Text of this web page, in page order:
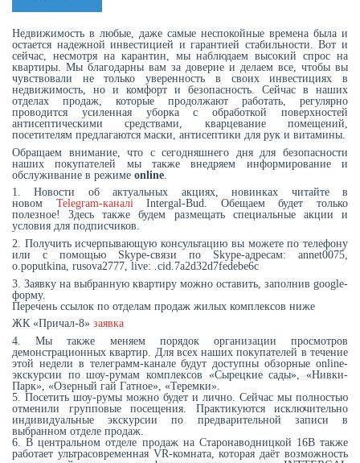
Недвижимость в любые, даже самые неспокойные времена была и
остается надежной инвестицией и гарантией стабильности. Вот и
сейчас, несмотря на карантин, мы наблюдаем высокий спрос на
квартиры. Мы благодарны вам за доверие и делаем все, чтобы вы
чувствовали не только уверенность в своих инвестициях в
недвижимость, но и комфорт и безопасность. Сейчас в наших
отделах продаж, которые продолжают работать, регулярно
проводится усиленная уборка с обработкой поверхностей
антисептическими средствами, кварцевание помещений,
посетителям предлагаются маски, антисептики для рук и витамины.
Обращаем внимание, что с сегодняшнего дня для безопасности
наших покупателей мы также внедряем информирование и
обслуживание в режиме online
1. Новости об актуальных акциях, новинках читайте в
новом Telegram-каналіIntergal-Bud. Обещаем будет только
полезное! Здесь также будем размещать специальные акции и
условия для подписчиков.
2. Получить исчерпывающую консультацию вы можете по телефону
или с помощью Skype-связи по Skype-адресам: annet0075,
o.poputkina, rusova2777, live: .cid.7a2d32d7fedebe6c
3. Заявку на выбранную квартиру можно оставить, заполнив google-
форму.
Перечень ссылок по отделам продаж жилых комплексов ниже
ЖК «Причал-8» заявка
4. Мы также меняем порядок организации просмотров
демонстрационных квартир. Для всех наших покупателей в течение
этой недели в телеграмм-канале будут доступны обзорные online-
экскурсии по шоу-румам комплексов «Сырецкие сады», «Нивки-
Парк», «Озерный гай Гатное», «Теремки».
5. Посетить шоу-румы можно будет и лично. Сейчас мы полностью
отменили групповые посещения. Практикуются исключительно
индивидуальные экскурсии по предварительной записи в
выбранном отделе продаж.
6. В центральном отделе продаж на Старонаводницкой 16В также
работает ультрасовременная VR-комната, которая даёт возможность